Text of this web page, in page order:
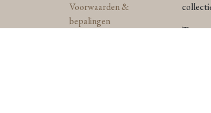
Voorwaarden &
bepalingen